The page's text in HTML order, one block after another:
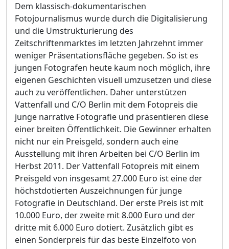
Dem klassisch-dokumentarischen
Fotojournalismus wurde durch die Digitalisierung
und die Umstrukturierung des
Zeitschriftenmarktes im letzten Jahrzehnt immer
weniger Präsentationsfläche gegeben. So ist es
jungen Fotografen heute kaum noch möglich, ihre
eigenen Geschichten visuell umzusetzen und diese
auch zu veröffentlichen. Daher unterstützen
Vattenfall und C/O Berlin mit dem Fotopreis die
junge narrative Fotografie und präsentieren diese
einer breiten Öffentlichkeit. Die Gewinner erhalten
nicht nur ein Preisgeld, sondern auch eine
Ausstellung mit ihren Arbeiten bei C/O Berlin im
Herbst 2011. Der Vattenfall Fotopreis mit einem
Preisgeld von insgesamt 27.000 Euro ist eine der
höchstdotierten Auszeichnungen für junge
Fotografie in Deutschland. Der erste Preis ist mit
10.000 Euro, der zweite mit 8.000 Euro und der
dritte mit 6.000 Euro dotiert. Zusätzlich gibt es
einen Sonderpreis für das beste Einzelfoto von